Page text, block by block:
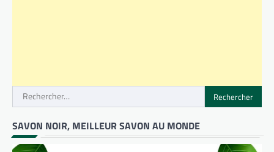
Rechercher :
SAVON NOIR, MEILLEUR SAVON AU MONDE